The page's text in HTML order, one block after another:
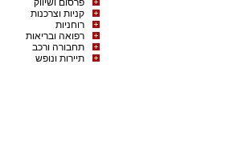
פרסום ושיווק
קניות וצרכנות
רוחניות
רפואה ובריאות
תחבורה ורכב
תיירות ונופש